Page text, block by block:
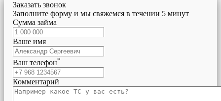
Заказать звонок
Заполните форму и мы свяжемся в течении 5 минут
Сумма займа
Ваше имя
Ваш телефон*
Комментарий